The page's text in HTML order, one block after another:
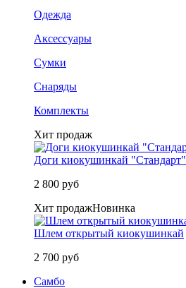
Одежда
Аксессуары
Сумки
Снаряды
Комплекты
Хит продаж
Доги киокушинкай "Стандарт"
2 800 руб
Хит продажНовинка
Шлем открытый киокушинкай
2 700 руб
Самбо